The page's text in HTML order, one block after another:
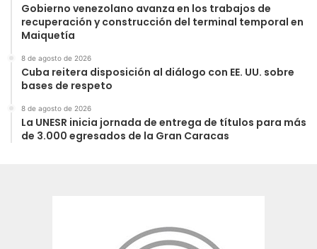
Gobierno venezolano avanza en los trabajos de
recuperación y construcción del terminal temporal en
Maiquetía
8 de agosto de 2026
Cuba reitera disposición al diálogo con EE. UU. sobre
bases de respeto
8 de agosto de 2026
La UNESR inicia jornada de entrega de títulos para más
de 3.000 egresados de la Gran Caracas